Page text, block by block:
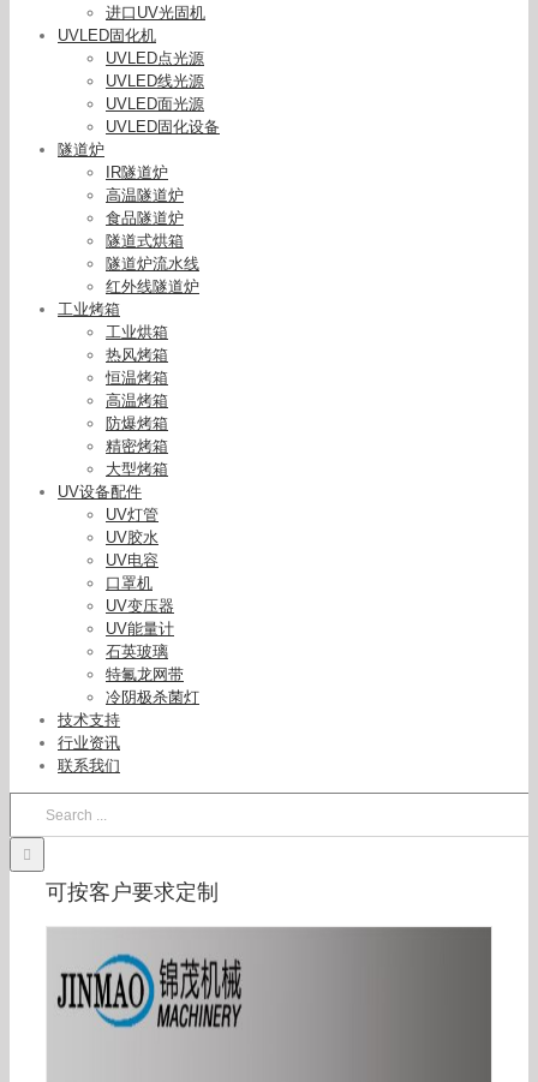
进口UV光固机
UVLED固化机
UVLED点光源
UVLED线光源
UVLED面光源
UVLED固化设备
隧道炉
IR隧道炉
高温隧道炉
食品隧道炉
隧道式烘箱
隧道炉流水线
红外线隧道炉
工业烤箱
工业烘箱
热风烤箱
恒温烤箱
高温烤箱
防爆烤箱
精密烤箱
大型烤箱
UV设备配件
UV灯管
UV胶水
UV电容
口罩机
UV变压器
UV能量计
石英玻璃
特氟龙网带
冷阴极杀菌灯
技术支持
行业资讯
联系我们
可按客户要求定制
烘干固化设备_可按客户要求定制四灯固化机全新